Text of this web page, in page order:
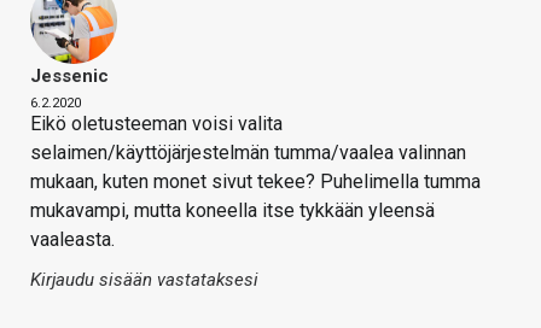
Jessenic
6.2.2020
Eikö oletusteeman voisi valita
selaimen/käyttöjärjestelmän tumma/vaalea valinnan
mukaan, kuten monet sivut tekee? Puhelimella tumma
mukavampi, mutta koneella itse tykkään yleensä
vaaleasta.
Kirjaudu sisään vastataksesi